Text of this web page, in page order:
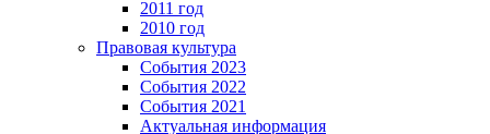
2011 год
2010 год
Правовая культура
События 2023
События 2022
События 2021
Актуальная информация